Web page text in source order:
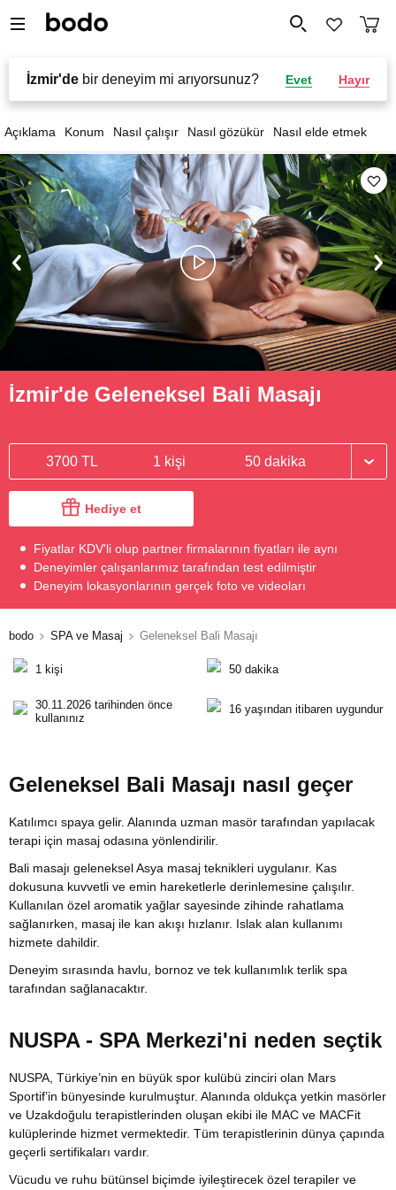
İzmir'de bir deneyim mi arıyorsunuz? Evet Hayır
Açıklama Konum Nasıl çalışır Nasıl gözükür Nasıl elde etmek
İzmir'de Geleneksel Bali Masajı
3700 TL 1 kişi 50 dakika
Hediye et
Fiyatlar KDV'li olup partner firmalarının fiyatları ile aynı
Deneyimler çalışanlarımız tarafından test edilmiştir
Deneyim lokasyonlarının gerçek foto ve videoları
bodo SPA ve Masaj Geleneksel Bali Masajı
1 kişi 50 dakika
30.11.2026 tarihinden önce
kullanınız
16 yaşından itibaren uygundur
Geleneksel Bali Masajı nasıl geçer
Katılımcı spaya gelir. Alanında uzman masör tarafından yapılacak
terapi için masaj odasına yönlendirilir.
Bali masajı geleneksel Asya masaj teknikleri uygulanır. Kas
dokusuna kuvvetli ve emin hareketlerle derinlemesine çalışılır.
Kullanılan özel aromatik yağlar sayesinde zihinde rahatlama
sağlanırken, masaj ile kan akışı hızlanır. Islak alan kullanımı
hizmete dahildir.
Deneyim sırasında havlu, bornoz ve tek kullanımlık terlik spa
tarafından sağlanacaktır.
NUSPA - SPA Merkezi'ni neden seçtik
NUSPA, Türkiye’nin en büyük spor kulübü zinciri olan Mars
Sportif’in bünyesinde kurulmuştur. Alanında oldukça yetkin masörler
ve Uzakdoğulu terapistlerinden oluşan ekibi ile MAC ve MACFit
kulüplerinde hizmet vermektedir. Tüm terapistlerinin dünya çapında
geçerli sertifikaları vardır.
Vücudu ve ruhu bütünsel biçimde iyileştirecek özel terapiler ve